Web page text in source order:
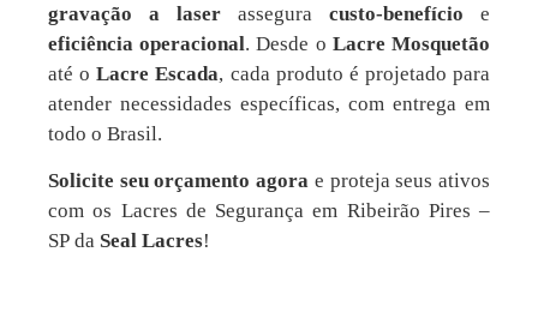
gravação a laser assegura custo-benefício e
eficiência operacional. Desde o Lacre Mosquetão
até oLacre Escada, cada produto é projetado para
atender necessidades específicas, com entrega em
todo o Brasil.
Solicite seu orçamento agora e proteja seus ativos
com os Lacres de Segurança em Ribeirão Pires –
SP da Seal Lacres!